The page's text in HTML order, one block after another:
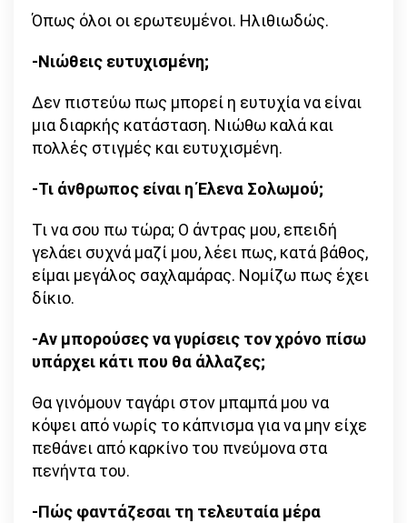
Όπως όλοι οι ερωτευμένοι. Ηλιθιωδώς.
-Νιώθεις ευτυχισμένη;
Δεν πιστεύω πως μπορεί η ευτυχία να είναι
μια διαρκής κατάσταση. Νιώθω καλά και
πολλές στιγμές και ευτυχισμένη.
-Τι άνθρωπος είναι η Έλενα Σολωμού;
Τι να σου πω τώρα; Ο άντρας μου, επειδή
γελάει συχνά μαζί μου, λέει πως, κατά βάθος,
είμαι μεγάλος σαχλαμάρας. Νομίζω πως έχει
δίκιο.
-Αν μπορούσες να γυρίσεις τον χρόνο πίσω
υπάρχει κάτι που θα άλλαζες;
Θα γινόμουν ταγάρι στον μπαμπά μου να
κόψει από νωρίς το κάπνισμα για να μην είχε
πεθάνει από καρκίνο του πνεύμονα στα
πενήντα του.
-Πώς φαντάζεσαι τη τελευταία μέρα